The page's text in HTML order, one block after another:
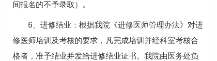
间报名的不予录取）。
6、进修结业：根据我院《进修医师管理办法》对进
修医师培训及考核的要求，凡完成培训并经科室考核合
格者，准予结业并发给进修结业证书。我院由医务处负